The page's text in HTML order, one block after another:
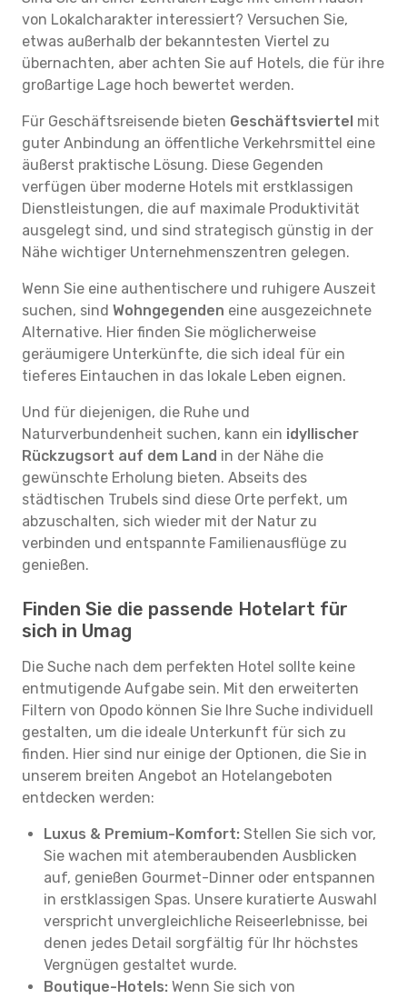
von Lokalcharakter interessiert? Versuchen Sie,
etwas außerhalb der bekanntesten Viertel zu
übernachten, aber achten Sie auf Hotels, die für ihre
großartige Lage hoch bewertet werden.
Für Geschäftsreisende bieten Geschäftsviertel mit
guter Anbindung an öffentliche Verkehrsmittel eine
äußerst praktische Lösung. Diese Gegenden
verfügen über moderne Hotels mit erstklassigen
Dienstleistungen, die auf maximale Produktivität
ausgelegt sind, und sind strategisch günstig in der
Nähe wichtiger Unternehmenszentren gelegen.
Wenn Sie eine authentischere und ruhigere Auszeit
suchen, sind Wohngegenden eine ausgezeichnete
Alternative. Hier finden Sie möglicherweise
geräumigere Unterkünfte, die sich ideal für ein
tieferes Eintauchen in das lokale Leben eignen.
Und für diejenigen, die Ruhe und
Naturverbundenheit suchen, kann ein idyllischer
Rückzugsort auf dem Land in der Nähe die
gewünschte Erholung bieten. Abseits des
städtischen Trubels sind diese Orte perfekt, um
abzuschalten, sich wieder mit der Natur zu
verbinden und entspannte Familienausflüge zu
genießen.
Finden Sie die passende Hotelart für
sich in Umag
Die Suche nach dem perfekten Hotel sollte keine
entmutigende Aufgabe sein. Mit den erweiterten
Filtern von Opodo können Sie Ihre Suche individuell
gestalten, um die ideale Unterkunft für sich zu
finden. Hier sind nur einige der Optionen, die Sie in
unserem breiten Angebot an Hotelangeboten
entdecken werden:
Luxus & Premium-Komfort: Stellen Sie sich vor,
Sie wachen mit atemberaubenden Ausblicken
auf, genießen Gourmet-Dinner oder entspannen
in erstklassigen Spas. Unsere kuratierte Auswahl
verspricht unvergleichliche Reiseerlebnisse, bei
denen jedes Detail sorgfältig für Ihr höchstes
Vergnügen gestaltet wurde.
Boutique-Hotels: Wenn Sie sich von